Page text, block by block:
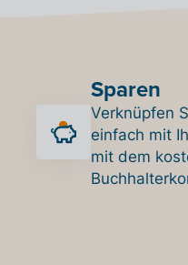
Sparen
Verknüpfen
einfach mit
mit dem